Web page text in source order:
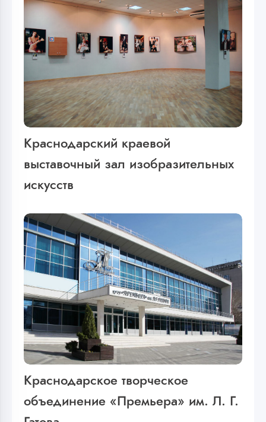
Краснодарский краевой
выставочный зал изобразительных
искусств
Краснодарское творческое
объединение «Премьера» им. Л. Г.